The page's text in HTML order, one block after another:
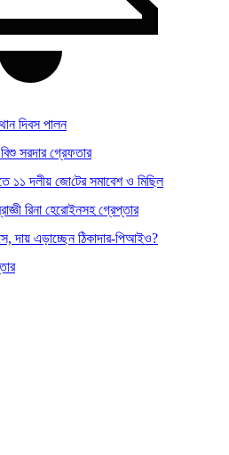
দিবস পালন
বিশু সরদার গ্রেফতার
১১ দলীয় জো‌টের সমাবেশ ও মি‌ছিল
রিনা হেরোইনসহ গ্রেপ্তার
দায় এড়াচ্ছেন ঠিকাদার-পিআইও?